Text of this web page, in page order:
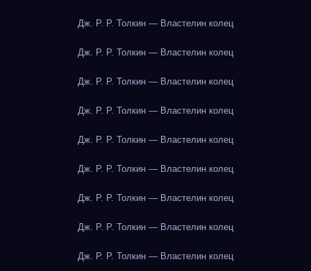
Дж. Р. Р. Толкин — Властелин колец
Дж. Р. Р. Толкин — Властелин колец
Дж. Р. Р. Толкин — Властелин колец
Дж. Р. Р. Толкин — Властелин колец
Дж. Р. Р. Толкин — Властелин колец
Дж. Р. Р. Толкин — Властелин колец
Дж. Р. Р. Толкин — Властелин колец
Дж. Р. Р. Толкин — Властелин колец
Дж. Р. Р. Толкин — Властелин колец